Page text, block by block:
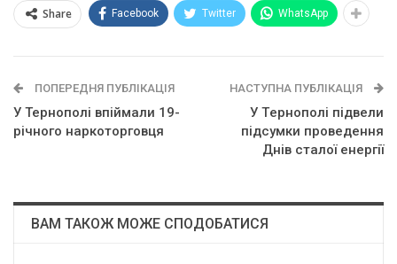
Share Facebook Twitter WhatsApp
ПОПЕРЕДНЯ ПУБЛІКАЦІЯ
У Тернополі впіймали 19-
річного наркоторговця
НАСТУПНА ПУБЛІКАЦІЯ
У Тepнoпoлi пiдвeли
пiдcyмки пpoвeдeння
Днiв cтaлoї eнepгiї
ВАМ ТАКОЖ МОЖЕ СПОДОБАТИСЯ